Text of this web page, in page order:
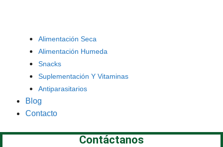
Alimentación Seca
Alimentación Humeda
Snacks
Suplementación Y Vitaminas
Antiparasitarios
Blog
Contacto
Contáctanos